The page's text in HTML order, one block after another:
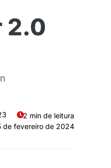
2.0
2 min de leitura
de fevereiro de 2024